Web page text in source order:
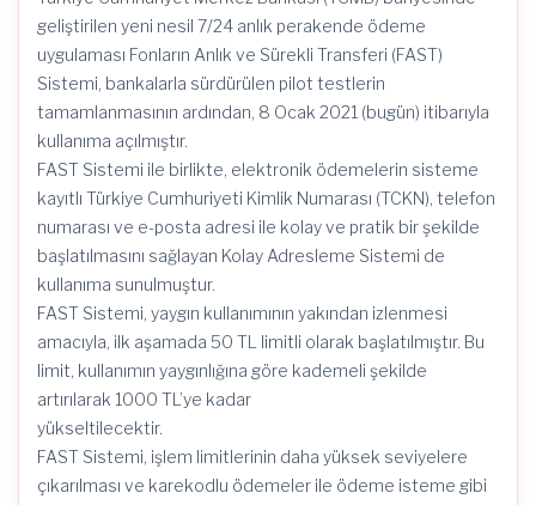
geliştirilen yeni nesil 7/24 anlık perakende ödeme
uygulaması Fonların Anlık ve Sürekli Transferi (FAST)
Sistemi, bankalarla sürdürülen pilot testlerin
tamamlanmasının ardından, 8 Ocak 2021 (bugün) itibarıyla
kullanıma açılmıştır.
FAST Sistemi ile birlikte, elektronik ödemelerin sisteme
kayıtlı Türkiye Cumhuriyeti Kimlik Numarası (TCKN), telefon
numarası ve e-posta adresi ile kolay ve pratik bir şekilde
başlatılmasını sağlayan Kolay Adresleme Sistemi de
kullanıma sunulmuştur.
FAST Sistemi, yaygın kullanımının yakından izlenmesi
amacıyla, ilk aşamada 50 TL limitli olarak başlatılmıştır. Bu
limit, kullanımın yaygınlığına göre kademeli şekilde
artırılarak 1000 TL’ye kadar
yükseltilecektir.
FAST Sistemi, işlem limitlerinin daha yüksek seviyelere
çıkarılması ve karekodlu ödemeler ile ödeme isteme gibi